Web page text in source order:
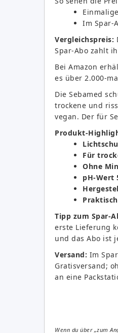
Im Spar-
Vergleichspreis:
Spar-Abo zahlt
Bei Amazon
es über 2.000-
Die Sebamed
trockene und
vegan. Der für
Produkt-
Für
Ohne
pH-Wert
Tipp zum Spar-
erste Lieferung
und das Abo ist
Versand: Im
Gratisversand;
an eine
Wenn du über „zum